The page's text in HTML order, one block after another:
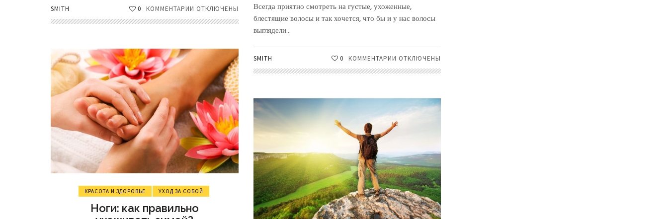
SMITH КОММЕНТАРИИ К
ЗАПИСИ
НАРОЩЕННЫМИ
ВОЛОСАМИ
И
ВОЛОСАМИ
ПОСЛЕ
ХИМИЧЕСКОЙ
ЗАВИВКИ
ОТКЛЮЧЕНЫ
0
Всегда приятно смотреть на густые, ухоженные,
блестящие волосы и так хочется, что бы и у нас волосы
выглядели...
SMITH КОММЕНТАРИИ К
ЗАПИСИ
ЗА
ВОЛОСАМИ
ОТКЛЮЧЕНЫ
0
КРАСОТА И ЗДОРОВЬЕ УХОД ЗА СОБОЙ
Ноги: как правильно